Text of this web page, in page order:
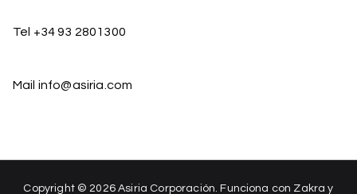
Tel +34 93 2801300
Mail info@asiria.com
Copyright © 2026Asiria Corporación. Funciona con Zakra y